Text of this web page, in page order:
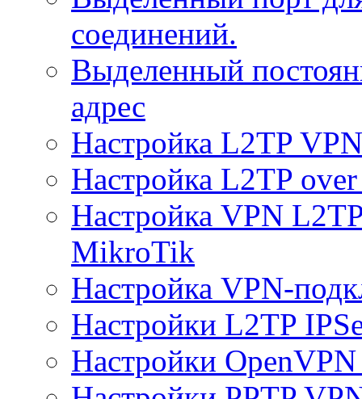
соединений.
Выделенный
адрес
Настройка L2TP
Настройка L2TP
Настройка VPN
MikroTik
Настройка VPN-
Настройки L2TP
Настройки